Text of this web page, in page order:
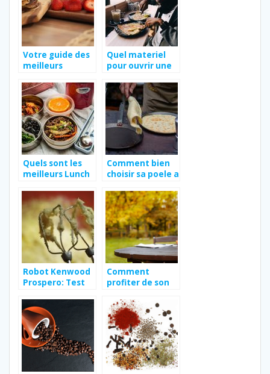
Votre guide des
meilleurs
ambulants
Quel materiel
pour ouvrir une
Quels sont les
meilleurs Lunch
Comment bien
choisir sa poele a
Robot Kenwood
Prospero: Test
professionnel en
cuisine
Comment
profiter de son
repas en
automne et
hiver ?